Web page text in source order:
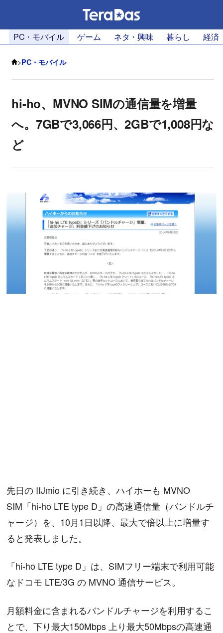
PC・モバイル ゲーム ネタ・興味 暮らし 経済
>PC・モバイル
hi-ho、MVNO SIMの通信量を増量
へ。7GBで3,066円、2GBで1,008円な
ど
先日の IIJmio に引き続き、ハイホーも MVNO
SIM「hi-ho LTE type D」の高速通信量（バンドルチ
ャージ）を、10月1日以降、最大で倍以上に増量す
ると発表しました。
「hi-ho LTE type D」は、SIMフリー端末で利用可能
なドコモ LTE/3G の MVNO 通信サービス。
月額料金に含まれるバンドルチャージを利用するこ
とで、下り最大150Mbps 上り最大50Mbpsの高速通